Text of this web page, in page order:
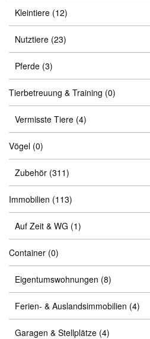
Kleintiere (12)
Nutztiere (23)
Pferde (3)
Tierbetreuung & Training (0)
Vermisste Tiere (4)
Vögel (0)
Zubehör (311)
Immobilien (113)
Auf Zeit & WG (1)
Container (0)
Eigentumswohnungen (8)
Ferien- & Auslandsimmobilien (4)
Garagen & Stellplätze (4)